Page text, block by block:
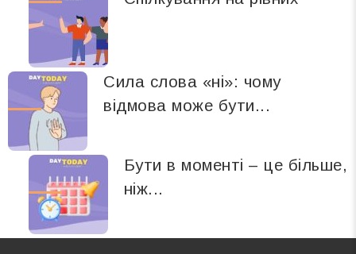
Сила слова «ні»: чому
відмова може бути...
Бути в моменті – це більше,
ніж...